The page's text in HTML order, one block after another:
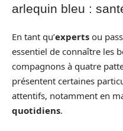
arlequin bleu :
En tant qu’experts ou
essentiel de connaître les
compagnons à quatre
présentent certaines
attentifs, notamment en
quotidiens.